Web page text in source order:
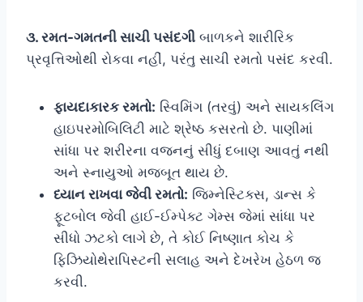
૩. રમત-ગમતની સાચી પસંદગી બાળકને શારીરિક
પ્રવૃત્તિઓથી રોકવા નહીં, પરંતુ સાચી રમતો પસંદ કરવી.
ફાયદાકારક રમતો: સ્વિમિંગ (તરવું) અને સાયકલિંગ
હાઇપરમોબિલિટી માટે શ્રેષ્ઠ કસરતો છે. પાણીમાં
સાંધા પર શરીરના વજનનું સીધું દબાણ આવતું નથી
અને સ્નાયુઓ મજબૂત થાય છે.
ધ્યાન રાખવા જેવી રમતો: જિમ્નેસ્ટિક્સ, ડાન્સ કે
ફૂટબોલ જેવી હાઈ-ઈમ્પેક્ટ ગેમ્સ જેમાં સાંધા પર
સીધો ઝટકો લાગે છે, તે કોઈ નિષ્ણાત કોચ કે
ફિઝિયોથેરાપિસ્ટની સલાહ અને દેખરેખ હેઠળ જ
કરવી.